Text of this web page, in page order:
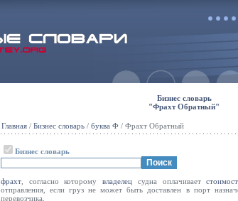
Бизнес словарь
"Фрахт Обратный"
Главная / Бизнес словарь / буква Ф / Фрахт Обратный
Бизнес словарь
фрахт , согласно которомувладелец судна оплачивает
отправления, если груз не может быть доставлен в порт
перевозчика.